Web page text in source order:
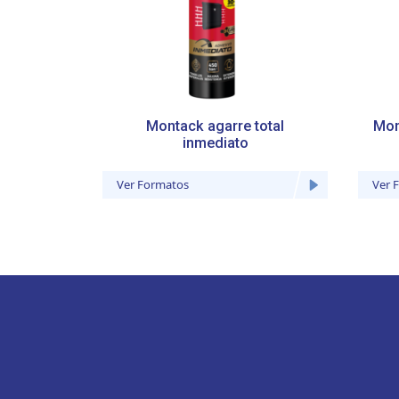
Montack agarre total
inmediato
Ver Formatos Ver